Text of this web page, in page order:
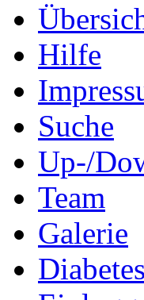
Hilfe
Suche
Up-/
Team
Galerie